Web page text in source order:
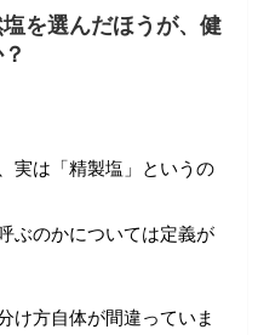
を選んだほうが、健
実は「精製塩」というの
ぶのかについては定義が
け方自体が間違っていま